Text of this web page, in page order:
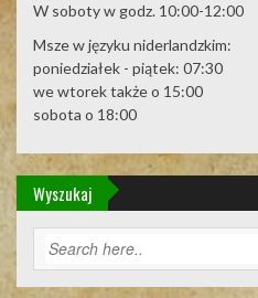
W soboty w godz. 10:00-12:00
Msze w języku niderlandzkim:
poniedziałek - piątek: 07:30
we wtorek także o 15:00
sobota o 18:00
Wyszukaj